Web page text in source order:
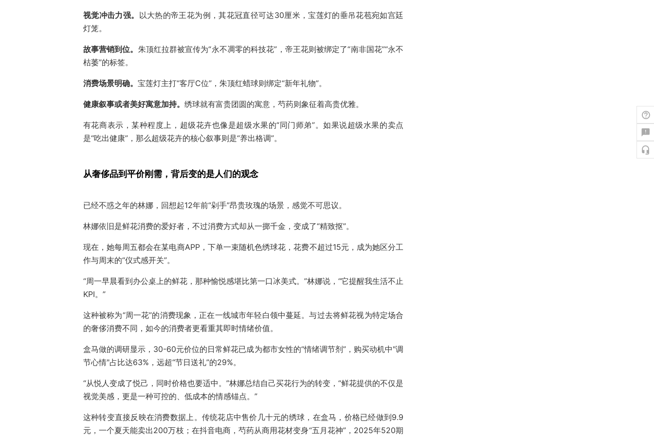
视觉冲击力强。‌ 以大热的帝王花为例，其花冠直径可达30厘米，宝莲灯的垂吊花苞宛如宫廷
灯笼。
故事营销到位。 朱顶红拉群被宣传为“永不凋零的科技花”，帝王花则被绑定了“南非国花”“永不
枯萎”的标签。
消费场景明确。 宝莲灯主打“客厅C位”，朱顶红蜡球则绑定“新年礼物”。
健康叙事或者美好寓意加持。 绣球就有富贵团圆的寓意，芍药则象征着高贵优雅。
有花商表示，某种程度上，超级花卉也像是超级水果的“同门师弟”。如果说超级水果的卖点
是“吃出健康”，那么超级花卉的核心叙事则是“养出格调”。
从奢侈品到平价刚需，背后变的是人们的观念
已经不惑之年的林娜，回想起12年前“剁手”昂贵玫瑰的场景，感觉不可思议。
林娜依旧是鲜花消费的爱好者，不过消费方式却从一掷千金，变成了“精致抠”。
现在，她每周五都会在某电商APP，下单一束随机色绣球花，花费不超过15元，成为她区分工
作与周末的“仪式感开关”。
“周一早晨看到办公桌上的鲜花，那种愉悦感堪比第一口冰美式。”林娜说，“它提醒我生活不止
KPI。”
这种被称为“周一花”的消费现象，正在一线城市年轻白领中蔓延。与过去将鲜花视为特定场合
的奢侈消费不同，如今的消费者更看重其即时情绪价值。
盒马做的调研显示，30-60元价位的日常鲜花已成为都市女性的“情绪调节剂”，购买动机中"调
节心情"占比达63%，远超“节日送礼”的29%。
“从悦人变成了悦己，同时价格也要适中。”林娜总结自己买花行为的转变，“鲜花提供的不仅是
视觉美感，更是一种可控的、低成本的情感锚点。”
这种转变直接反映在消费数据上。传统花店中售价几十元的绣球，在盒马，价格已经做到9.9
元，一个夏天能卖出200万枝；在抖音电商，芍药从商用花材变身“五月花神”，2025年520期